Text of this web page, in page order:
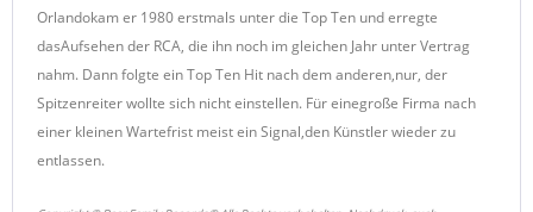
Orlandokam er 1980 erstmals unter die Top Ten und erregte
dasAufsehen der RCA, die ihn noch im gleichen Jahr unter Vertrag
nahm. Dann folgte ein Top Ten Hit nach dem anderen,nur, der
Spitzenreiter wollte sich nicht einstellen. Für einegroße Firma nach
einer kleinen Wartefrist meist ein Signal,den Künstler wieder zu
entlassen.